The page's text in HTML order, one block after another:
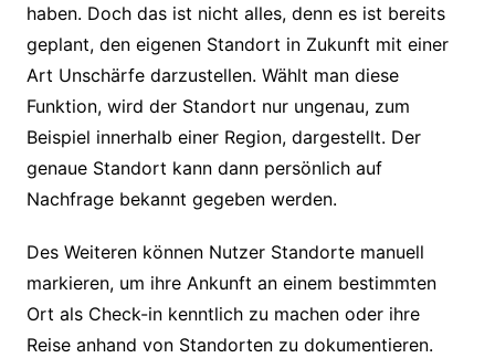
haben. Doch das ist nicht alles, denn es ist bereits
geplant, den eigenen Standort in Zukunft mit einer
Art Unschärfe darzustellen. Wählt man diese
Funktion, wird der Standort nur ungenau, zum
Beispiel innerhalb einer Region, dargestellt. Der
genaue Standort kann dann persönlich auf
Nachfrage bekannt gegeben werden.
Des Weiteren können Nutzer Standorte manuell
markieren, um ihre Ankunft an einem bestimmten
Ort als Check-in kenntlich zu machen oder ihre
Reise anhand von Standorten zu dokumentieren.